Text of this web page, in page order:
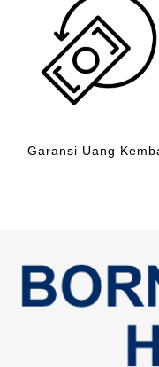
Garansi Uang